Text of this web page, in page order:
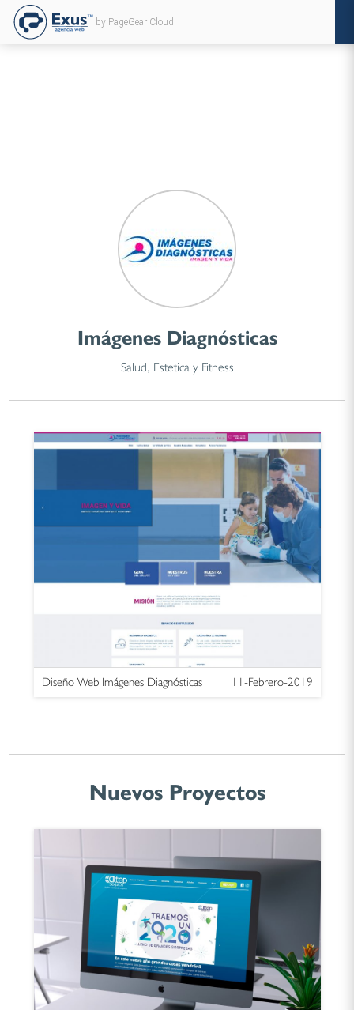
by PageGear Cloud
Imágenes Diagnósticas
Salud, Estetica y Fitness
Diseño Web Imágenes Diagnósticas 11-Febrero-2019
Nuevos Proyectos